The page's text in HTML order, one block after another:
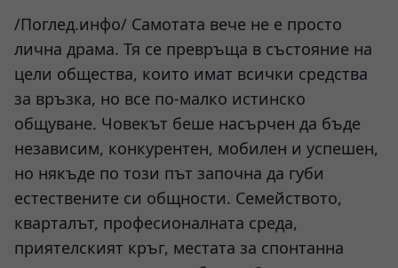
/Поглед.инфо/ Самотата вече не е просто
лична драма. Тя се превръща в състояние на
цели общества, които имат всички средства
за връзка, но все по-малко истинско
общуване. Човекът беше насърчен да бъде
независим, конкурентен, мобилен и успешен,
но някъде по този път започна да губи
естествените си общности. Семейството,
кварталът, професионалната среда,
приятелският кръг, местата за спонтанна